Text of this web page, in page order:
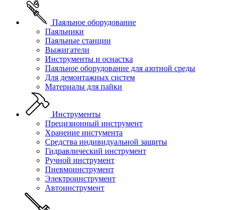
Паяльное оборудование
Паяльники
Паяльные станции
Выжигатели
Инструменты и оснастка
Паяльное оборудование для азотной среды
Для демонтажных систем
Материалы для пайки
Инструменты
Прецизионный инструмент
Хранение инстумента
Средства индивидуальной защиты
Гидравлический инструмент
Ручной инструмент
Пневмоинструмент
Электроинструмент
Автоинструмент